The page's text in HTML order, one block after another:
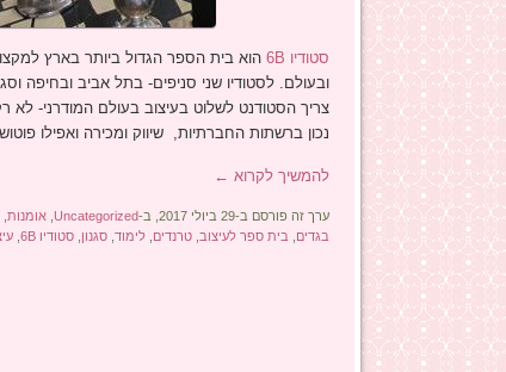
סטודיו 6B
ובעולם. לסטודיו שני סניפים- בתל אביב
צריך הסטודנט לשלוט בעיצוב בעולם המודרני-
נכון ברשתות החברתיות, שיווק ומכירה ואפילו
להמשיך לקרוא ←
ערך זה פורסם ב-29 ביולי 2017, ב- Uncategorized אומנות,
בגדים
בית ספר לעיצוב, טרנדים לימוד, סגנון סטודיו 6B ,